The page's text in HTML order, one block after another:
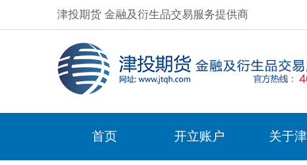
津投期货 金融及衍生品交易服务提供商
首页 开立账户 关于